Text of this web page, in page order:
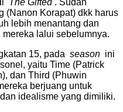
(Nanon Korapat) dkk harus
lebih menantang dan
lalui sebelumnya.
15, pada season ini
yaitu Time (Patrick
dan Third (Phuwin
berjuang untuk
idealisme yang dimiliki.